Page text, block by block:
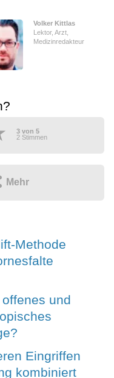
Volker Kittlas
Lektor, Arzt,
Medizinredakteur
3 von 5
2 Stimmen
Mehr
Methode
und
Eingriffen
kombiniert